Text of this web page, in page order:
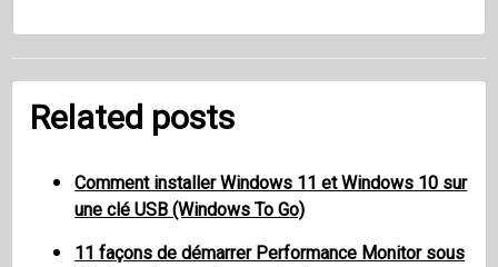
Related posts
Comment installer Windows 11 et Windows 10 sur
une clé USB (Windows To Go)
11 façons de démarrer Performance Monitor sous